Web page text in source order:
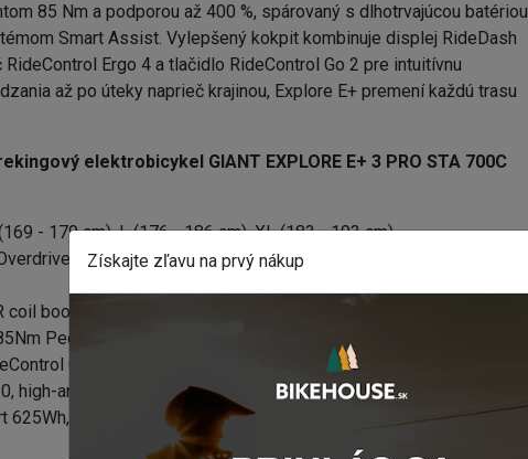
85 Nm a podporou až 400 %, spárovaný s dlhotrvajúcou batériou
Smart Assist. Vylepšený kokpit kombinuje displej RideDash
Ergo 4 a tlačidlo RideControl Go 2 pre intuitívnu
až po úteky naprieč krajinou, Explore E+ premení každú trasu
elektrobicykel GIANT EXPLORE E+ 3 PRO STA 700C
- 179 cm), L (176 - 186 cm), XL (183 - 193 cm)
1.8" - 1.5" head tube, integrated battery, integrated KSA40
coil boost 100mm travel 15x110mm AH axle
PedalPlus 6-Sensor technology
Go 2 Giant RideControl Ergo4 Single Remote
high-angle visibility, 3" full color LCD display, on-board navigation
625Wh, Aluminium casing with highest safety standard (EN50604),
Získajte zľavu na prvý nákup